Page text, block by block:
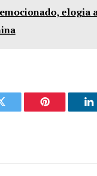
elogia
Twitter Pinterest